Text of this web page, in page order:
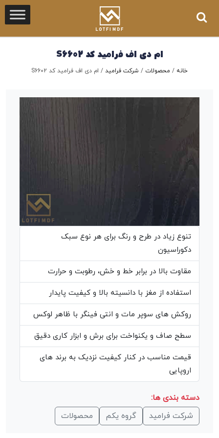
ام دی اف فرامید کد S6602
خانه / محصولات / شرکت فرامید / ام دی اف فرامید کد S6602
تنوع زیاد در طرح و رنگ برای هر نوع سبک
دکوراسیون
مقاوت بالا در برابر خط و خش، رطوبت و حرارت
استفاده از مغز با دانسیته بالا و کیفیت پایدار
روکش های سوپر مات و انتی فینگر با ظاهر لوکس
سطح صاف و یکنواخت برای برش و ابزار کاری دقیق
قیمت مناسب در کنار کیفیت نزدیک به برند های
اروپایی
دسته بندی ها:
شرکت فرامید
گروه یکم محصولات